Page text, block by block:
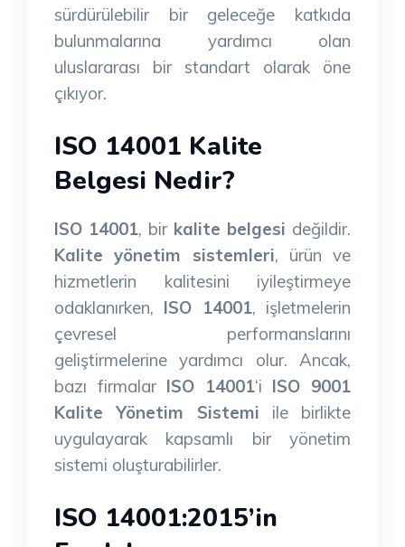
sürdürülebilir bir geleceğe katkıda
bulunmalarına yardımcı olan
uluslararası bir standart olarak öne
çıkıyor.
ISO 14001 Kalite
Belgesi Nedir?
ISO 14001, bir kalite belgesi değildir.
Kalite yönetim sistemleri, ürün ve
hizmetlerin kalitesini iyileştirmeye
odaklanırken, ISO 14001, işletmelerin
çevresel performanslarını
geliştirmelerine yardımcı olur. Ancak,
bazı firmalar ISO 14001‘i ISO 9001
Kalite Yönetim Sistemi ile birlikte
uygulayarak kapsamlı bir yönetim
sistemi oluşturabilirler.
ISO 14001:2015’in